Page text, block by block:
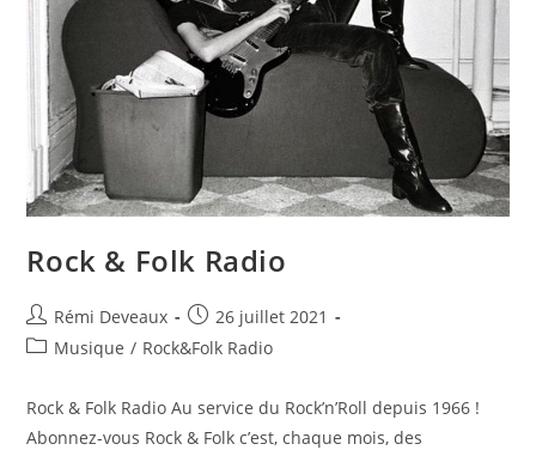
Rock & Folk Radio
Rémi Deveaux
26 juillet 2021
Musique / Rock&Folk Radio
Rock & Folk Radio Au service du Rock’n’Roll depuis 1966 !
Abonnez-vous Rock & Folk c’est, chaque mois, des